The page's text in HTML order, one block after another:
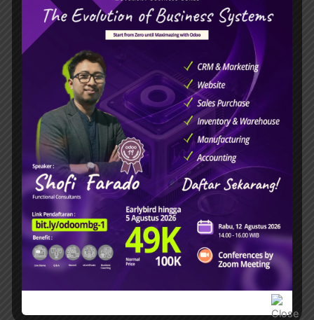
berserakan di antara kanal penjualan Anda.
Izinkan klien pesan barang secara *online* dan
mengambilnya di toko (BOPIS).
Tampilan persiapan memungkinkan staf ritel
Anda untuk menyiapkan pesanan-pesanan
besar (*pre-order*) terlebih dahulu dengan
sangat efisien dan terarah.
Skalabilitas Retail Modern
Semua fitur dirancang dengan arsitektur tangguh
untuk mendukung ratusan cabang toko dan
puluhan ribu transaksi per hari.